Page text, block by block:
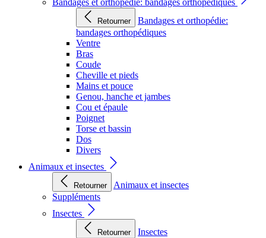
Bandages et orthopédie: bandages orthopédiques
Retourner
Bandages et orthopédie:
bandages orthopédiques
Ventre
Bras
Coude
Cheville et pieds
Mains et pouce
Genou, hanche et jambes
Cou et épaule
Poignet
Torse et bassin
Dos
Divers
Animaux et insectes
Retourner
Animaux et insectes
Suppléments
Insectes
Retourner
Insectes